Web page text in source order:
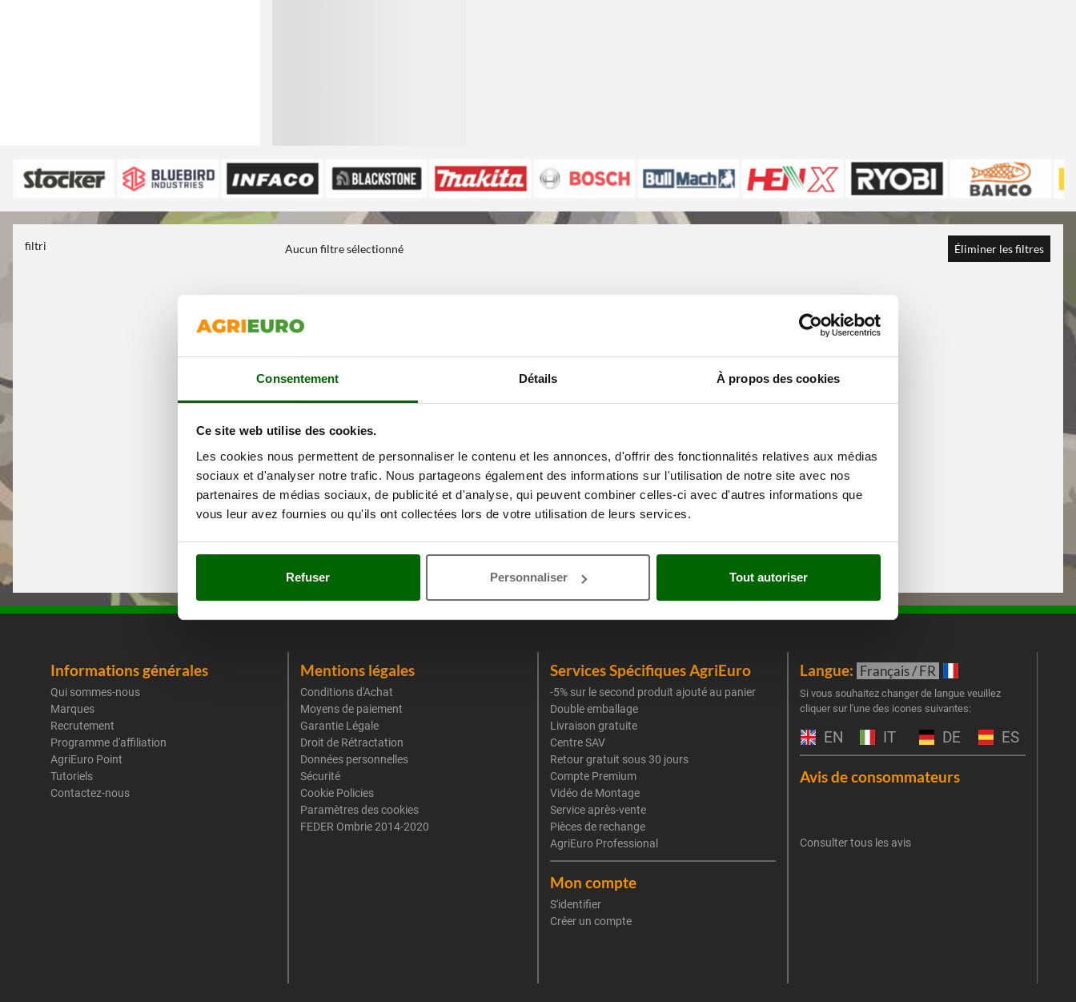
Consentement Détails À propos des cookies
Ce site web utilise des cookies.
Les cookies nous permettent de personnaliser le contenu et les annonces, d'offrir des fonctionnalités relatives aux médias
sociaux et d'analyser notre trafic. Nous partageons également des informations sur l'utilisation de notre site avec nos
partenaires de médias sociaux, de publicité et d'analyse, qui peuvent combiner celles-ci avec d'autres informations que
vous leur avez fournies ou qu'ils ont collectées lors de votre utilisation de leurs services.
Refuser Personnaliser Tout autoriser
filtri Aucun filtre sélectionné Éliminer les filtres
Informations générales
Qui sommes-nous
Marques
Recrutement
Programme d'affiliation
AgriEuro Point
Tutoriels
Contactez-nous
Mentions légales
Conditions d'Achat
Moyens de paiement
Garantie Légale
Droit de Rétractation
Données personnelles
Sécurité
Cookie Policies
Paramètres des cookies
FEDER Ombrie 2014-2020
Services Spécifiques AgriEuro
-5% sur le second produit ajouté au panier
Double emballage
Livraison gratuite
Centre SAV
Retour gratuit sous 30 jours
Compte Premium
Vidéo de Montage
Service après-vente
Pièces de rechange
AgriEuro Professional
Mon compte
S'identifier
Créer un compte
Langue: Français / FR
Si vous souhaitez changer de langue veuillez
cliquer sur l'une des icones suivantes:
EN IT DE ES
Avis de consommateurs
Consulter tous les avis